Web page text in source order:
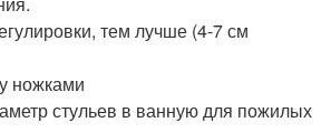
тем лучше (4-7 см
ножками
стульев в ванную для пожилых